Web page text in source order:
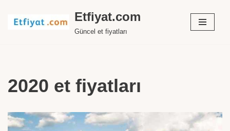
İçeriğe
Etfiyat.com
Güncel et fiyatları
2020 et fiyatları